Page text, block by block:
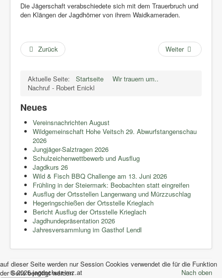
Die Jägerschaft verabschiedete sich mit dem Trauerbruch und
den Klängen der Jagdhörner von ihrem Waidkameraden.
Zurück Weiter
Aktuelle Seite: Startseite
Wir trauern um..
Nachruf - Robert Enickl
Neues
Vereinsnachrichten August
Wildgemeinschaft Hohe Veitsch 29. Abwurfstangenschau
2026
Jungjäger-Salztragen 2026
Schulzeichenwettbewerb und Ausflug
Jagdkurs 26
Wild & Fisch BBQ Challenge am 13. Juni 2026
Frühling in der Steiermark: Beobachten statt eingreifen
Ausflug der Ortsstellen Langenwang und Mürzzuschlag
Hegeringschießen der Ortsstelle Krieglach
Bericht Ausflug der Ortsstelle Krieglach
Jagdhundepräsentation 2026
Jahresversammlung im Gasthof Lendl
Nach oben
© 2026 jagdschutz-mz.at
auf dieser Seite werden nur Session Cookies verwendet die für die Funktion
der Seite benötigt werden